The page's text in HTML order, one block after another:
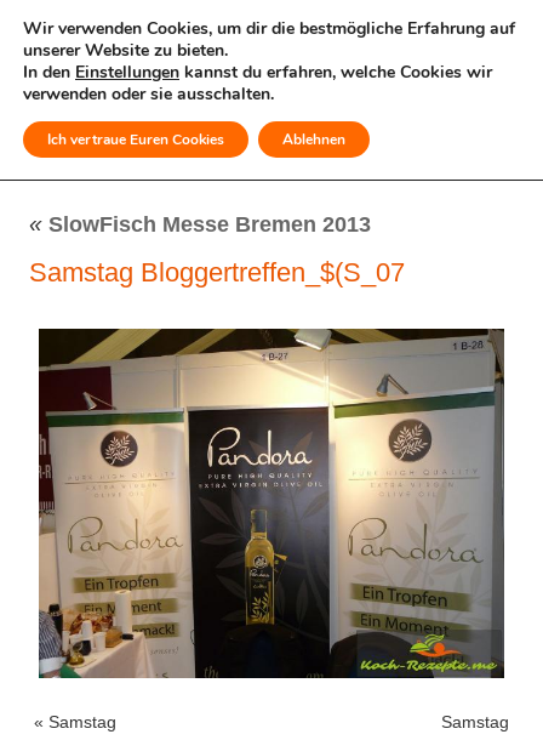
MENÜ
« SlowFisch Messe Bremen 2013
Samstag Bloggertreffen_$(S_07
« Samstag
Samstag
Wir verwenden Cookies, um dir die bestmögliche Erfahrung auf
unserer Website zu bieten.
In den Einstellungen kannst du erfahren, welche Cookies wir
verwenden oder sie ausschalten.
Ich vertraue Euren Cookies Ablehnen